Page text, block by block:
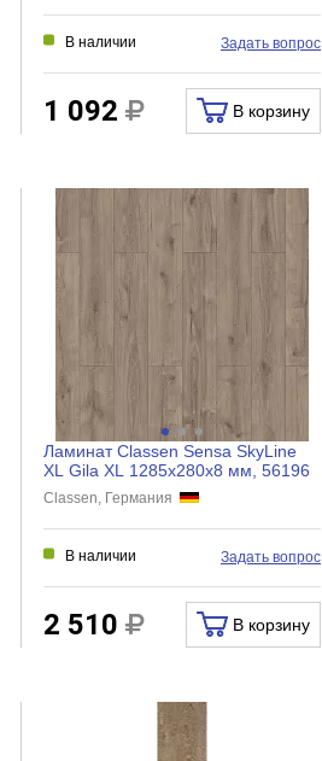
В наличии Задать вопрос
1 092 В корзину
Ламинат Classen Sensa SkyLine
XL Gila XL 1285x280x8 мм, 56196
Classen, Германия
В наличии Задать вопрос
2 510 В корзину